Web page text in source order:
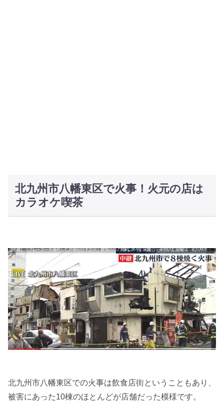
北九州市八幡東区で火事！火元の店は
カラオケ喫茶
北九州市八幡東区での火事は飲食店街ということもあり、
被害にあった10棟のほとんどが店舗だった模様です。